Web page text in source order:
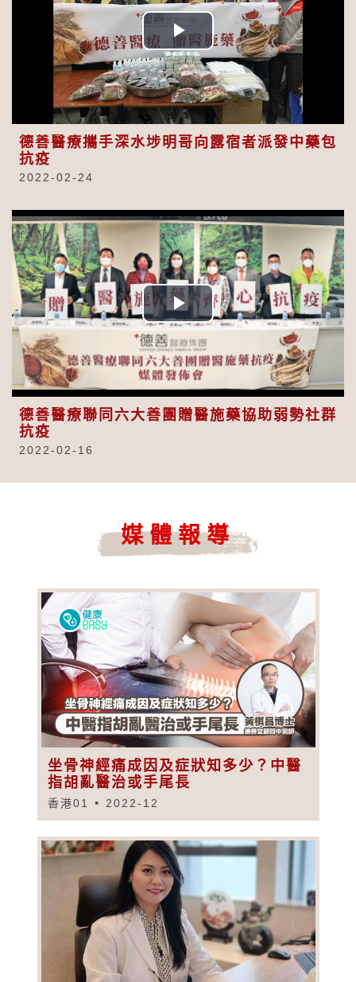
Play
Video
德善醫療攜手深水埗明哥向露宿者派發中藥包
抗疫
2022-02-24
Play
Video
德善醫療聯同六大善團贈醫施藥協助弱勢社群
抗疫
2022-02-16
媒體報導
坐骨神經痛成因及症狀知多少？中醫
指胡亂醫治或手尾長
香港01 2022-12